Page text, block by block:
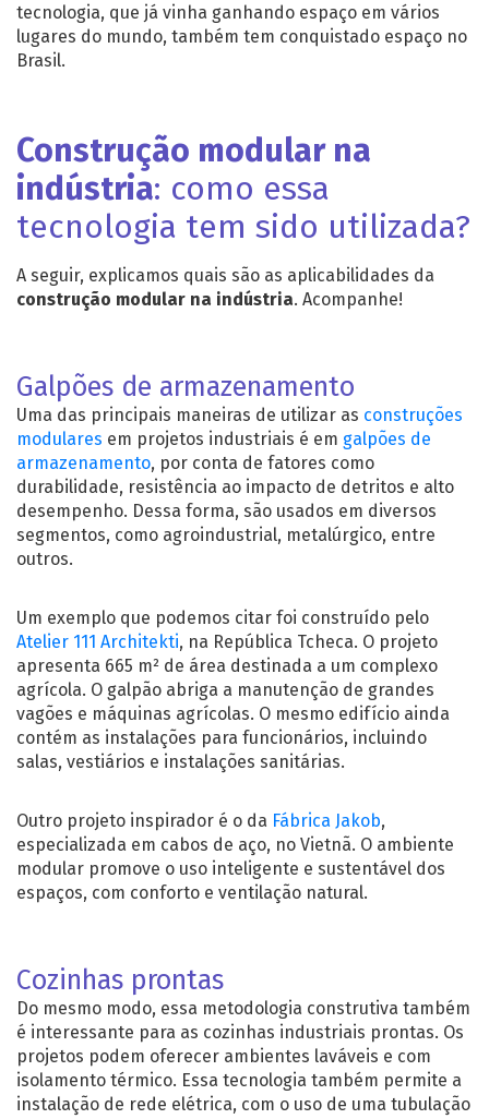
tecnologia, que já vinha ganhando espaço em vários
lugares do mundo, também tem conquistado espaço no
Brasil.
Construção modular na
indústria: como essa
tecnologia tem sido utilizada?
A seguir, explicamos quais são as aplicabilidades da
construção modular na indústria. Acompanhe!
Galpões de armazenamento
Uma das principais maneiras de utilizar as construções
modulares em projetos industriais é em galpões de
armazenamento, por conta de fatores como
durabilidade, resistência ao impacto de detritos e alto
desempenho. Dessa forma, são usados em diversos
segmentos, como agroindustrial, metalúrgico, entre
outros.
Um exemplo que podemos citar foi construído pelo
Atelier 111 Architekti, na República Tcheca. O projeto
apresenta 665 m² de área destinada a um complexo
agrícola. O galpão abriga a manutenção de grandes
vagões e máquinas agrícolas. O mesmo edifício ainda
contém as instalações para funcionários, incluindo
salas, vestiários e instalações sanitárias.
Outro projeto inspirador é o da Fábrica Jakob,
especializada em cabos de aço, no Vietnã. O ambiente
modular promove o uso inteligente e sustentável dos
espaços, com conforto e ventilação natural.
Cozinhas prontas
Do mesmo modo, essa metodologia construtiva também
é interessante para as cozinhas industriais prontas. Os
projetos podem oferecer ambientes laváveis e com
isolamento térmico. Essa tecnologia também permite a
instalação de rede elétrica, com o uso de uma tubulação